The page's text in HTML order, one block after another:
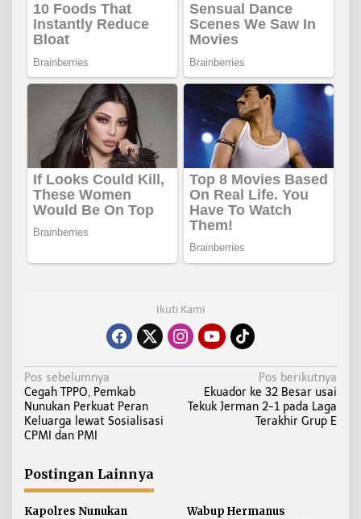
Ikuti Kami
N
a
v
i
a
s
Pos sebelumnya
Cegah TPPO, Pemkab
Nunukan Perkuat Peran
Keluarga lewat Sosialisasi
CPMI dan PMI
Pos berikutnya
Ekuador ke 32 Besar usai
Tekuk Jerman 2-1 pada Laga
Terakhir Grup E
Postingan Lainnya
Kapolres Nunukan
Wabup Hermanus